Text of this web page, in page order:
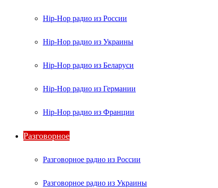
Hip-Hop радио из России
Hip-Hop радио из Украины
Hip-Hop радио из Беларуси
Hip-Hop радио из Германии
Hip-Hop радио из Франции
Разговорное
Разговорное радио из России
Разговорное радио из Украины